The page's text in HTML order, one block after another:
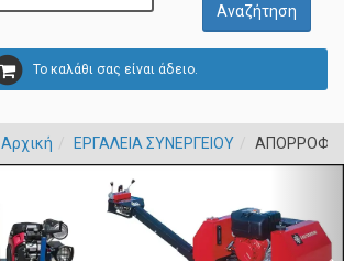
Το καλάθι σας είναι άδειο.
Αρχική ΕΡΓΑΛΕΙΑ ΣΥΝΕΡΓΕΙΟΥ